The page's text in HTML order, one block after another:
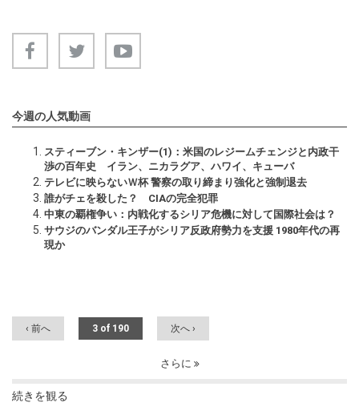
今週の人気動画
スティーブン・キンザー(1)：米国のレジームチェンジと内政干
渉の百年史 イラン、ニカラグア、ハワイ、キューバ
テレビに映らないＷ杯 警察の取り締まり強化と強制退去
誰がチェを殺した？ CIAの完全犯罪
中東の覇権争い：内戦化するシリア危機に対して国際社会は？
サウジのバンダル王子がシリア反政府勢力を支援 1980年代の再
現か
‹ 前へ 3 of 190 次へ ›
さらに
続きを観る